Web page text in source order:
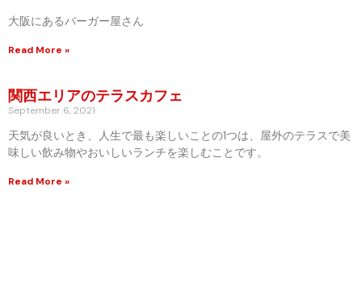
大阪にあるバーガー屋さん
Read More »
関西エリアのテラスカフェ
September 6, 2021
天気が良いとき、人生で最も楽しいことの1つは、屋外のテラスで美
味しい飲み物やおいしいランチを楽しむことです。
Read More »